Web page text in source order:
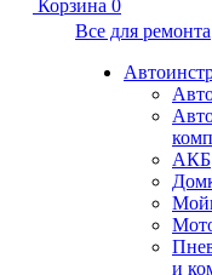
Корзина 0
Все для ремонта
АКБ
и